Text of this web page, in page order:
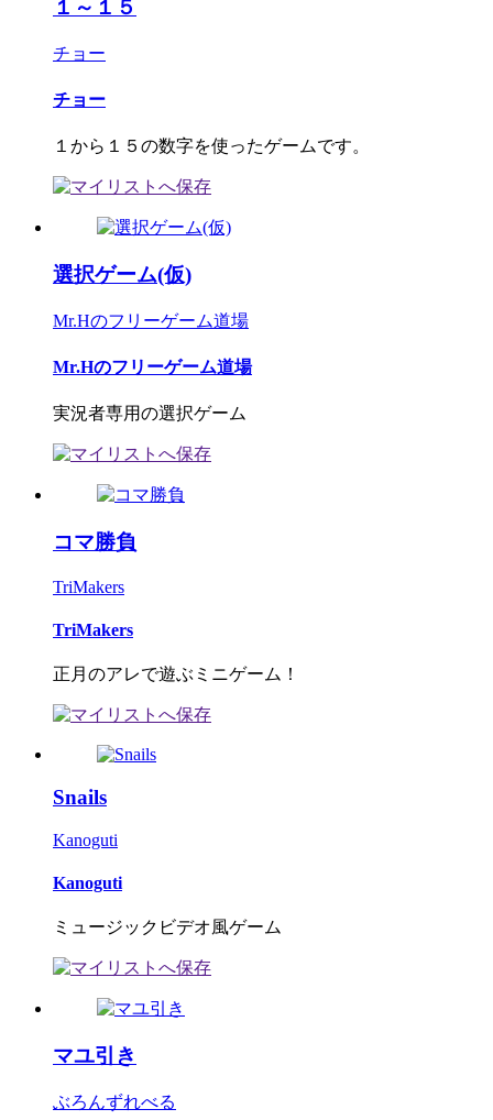
１～１５
チョー
チョー
１から１５の数字を使ったゲームです。
選択ゲーム(仮)
Mr.Hのフリーゲーム道場
Mr.Hのフリーゲーム道場
実況者専用の選択ゲーム
コマ勝負
TriMakers
TriMakers
正月のアレで遊ぶミニゲーム！
Snails
Kanoguti
Kanoguti
ミュージックビデオ風ゲーム
マユ引き
ぶろんずれべる